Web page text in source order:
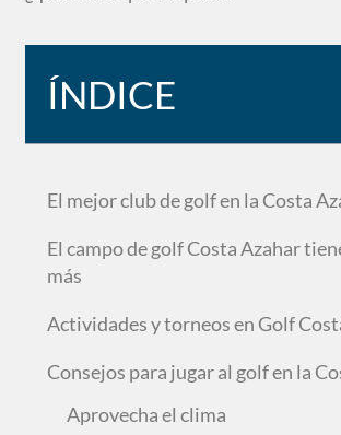
ÍNDICE
El mejor club de golf en la Costa
El campo de golf Costa Azahar
más
Actividades y torneos en Golf
Consejos para jugar al golf en la
Aprovecha el clima